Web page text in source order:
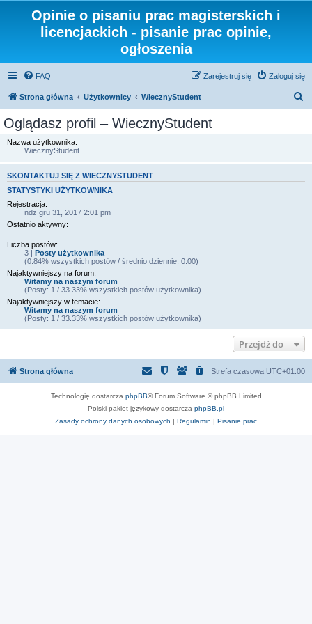
Opinie o pisaniu prac magisterskich i
licencjackich - pisanie prac opinie,
ogłoszenia
FAQ Zaloguj się
Zarejestruj się
Strona główna Użytkownicy WiecznyStudent
a
j
Oglądasz profil – WiecznyStudent
Nazwa użytkownika:
WiecznyStudent
SKONTAKTUJ SIĘ Z WIECZNYSTUDENT
STATYSTYKI UŻYTKOWNIKA
Rejestracja:
ndz gru 31, 2017 2:01 pm
Ostatnio aktywny:
-
Liczba postów:
3 | Posty użytkownika
(0.84% wszystkich postów / średnio dziennie: 0.00)
Najaktywniejszy na forum:
Witamy na naszym forum
(Posty: 1 / 33.33% wszystkich postów użytkownika)
Najaktywniejszy w temacie:
Witamy na naszym forum
(Posty: 1 / 33.33% wszystkich postów użytkownika)
Przejdź do
Strona główna Strefa czasowa UTC+01:00
Technologię dostarcza phpBB® Forum Software © phpBB Limited
Polski pakiet językowy dostarcza phpBB.pl
Zasady ochrony danych osobowych | Regulamin | Pisanie prac